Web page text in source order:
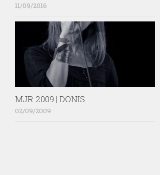
11/09/2016
MJR 2009 | DONIS
02/09/2009